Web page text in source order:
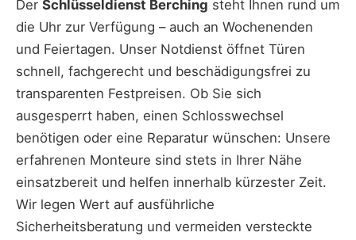
Der Schlüsseldienst Berching steht Ihnen rund um
die Uhr zur Verfügung – auch an Wochenenden
und Feiertagen. Unser Notdienst öffnet Türen
schnell, fachgerecht und beschädigungsfrei zu
transparenten Festpreisen. Ob Sie sich
ausgesperrt haben, einen Schlosswechsel
benötigen oder eine Reparatur wünschen: Unsere
erfahrenen Monteure sind stets in Ihrer Nähe
einsatzbereit und helfen innerhalb kürzester Zeit.
Wir legen Wert auf ausführliche
Sicherheitsberatung und vermeiden versteckte